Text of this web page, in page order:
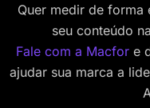
Quer medir de forma
seu conteúdo
Fale com a Macfor e
ajudar sua marca a